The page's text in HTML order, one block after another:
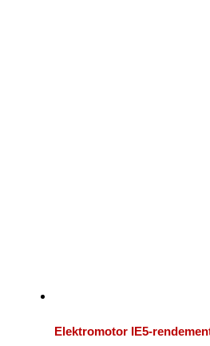
Elektromotor IE5-